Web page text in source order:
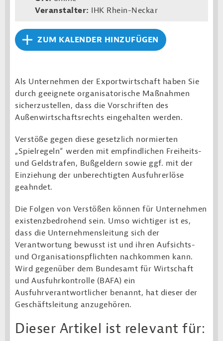
Veranstalter: IHK Rhein-Neckar
ZUM KALENDER HINZUFÜGEN
Als Unternehmen der Exportwirtschaft haben Sie
durch geeignete organisatorische Maßnahmen
sicherzustellen, dass die Vorschriften des
Außenwirtschaftsrechts eingehalten werden.
Verstöße gegen diese gesetzlich normierten
„Spielregeln“ werden mit empfindlichen Freiheits-
und Geldstrafen, Bußgeldern sowie ggf. mit der
Einziehung der unberechtigten Ausfuhrerlöse
geahndet.
Die Folgen von Verstößen können für Unternehmen
existenzbedrohend sein. Umso wichtiger ist es,
dass die Unternehmensleitung sich der
Verantwortung bewusst ist und ihren Aufsichts-
und Organisationspflichten nachkommen kann.
Wird gegenüber dem Bundesamt für Wirtschaft
und Ausfuhrkontrolle (BAFA) ein
Ausfuhrverantwortlicher benannt, hat dieser der
Geschäftsleitung anzugehören.
Dieser Artikel ist relevant für: